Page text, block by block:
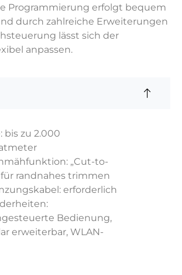
Programmierung erfolgt bequem
durch zahlreiche Erweiterungen
lässt sich der
anpassen.
bis zu 2.000
„Cut-to-
für randnahes trimmen
erforderlich
Bedienung,
erweiterbar, WLAN-